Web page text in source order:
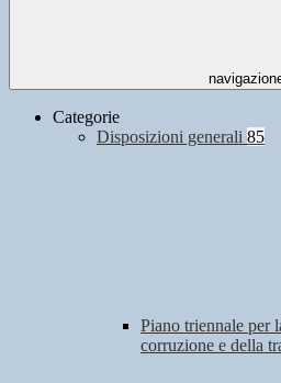
Categorie
Disposizioni generali 85
Piano triennale per
corruzione e della